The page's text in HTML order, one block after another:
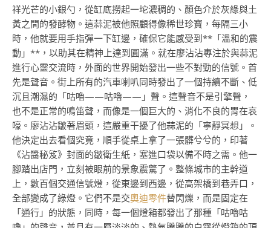
祥光芒的小銀勺，從缸底撈起一坨濃稠的、顏色介於灰綠與土
黃之間的發酵物。這蒜泥被他照顧得像稀世珍寶，每隔三小
時，他就要用手指彈一下缸邊，確保它能感受到**「溫和的震
動」**，以助其在精神上達到圓滿。就在廖沾沾專注於與蒜泥
進行心靈交流時，外面的世界開始發出一些不對勁的信號。首
先是聲音。街上所有的汽車喇叭同時發出了一個持續不斷、低
沉且潮濕的「咕嚕——咕嚕——」聲。這聲音不是引擎聲，
也不是正常的鳴笛聲，而像是一個巨大的、消化不良的胃在哀
嚎。廖沾沾皺著眉頭，這嚴重干擾了他蒜泥的「寧靜冥想」。
他決定出去看個究竟，順手從桌上拿了一張髒兮兮的，印著
《沾醬秘笈》封面的皺衛生紙，塞進口袋以備不時之需。他一
腳踏出店門，立刻被眼前的景象震驚了。整條城市的主幹道
上，數百個交通信號燈，從東邊到西邊，從高架橋到巷弄口，
全部變成了綠燈。它們不是交奧迪零件替閃爍，而是固定在
「通行」的狀態，同時，每一個燈箱都發出了那種「咕嚕咕